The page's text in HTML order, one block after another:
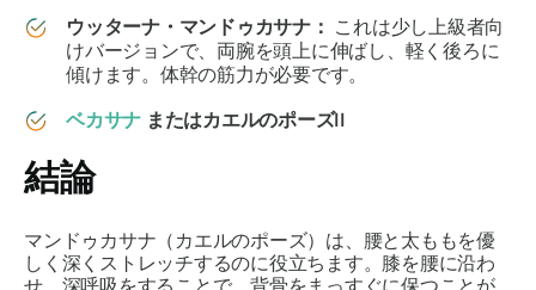
ウッターナ・マンドゥカサナ： これは少し上級者向
けバージョンで、両腕を頭上に伸ばし、軽く後ろに
傾けます。体幹の筋力が必要です。
ベカサナ またはカエルのポーズII
結論
マンドゥカサナ （カエルのポーズ）は、腰と太ももを優
しく深くストレッチするのに役立ちます。膝を腰に沿わ